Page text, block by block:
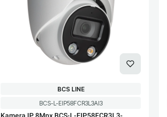
Kod produktu
BCS-L-EIP58FCR3L3AI3
PRODUCENT
BCS LINE